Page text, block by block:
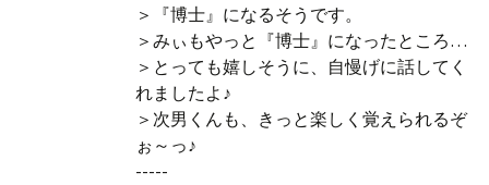
＞『博士』になるそうです。
＞みぃもやっと『博士』になったところ…
＞とっても嬉しそうに、自慢げに話してく
れましたよ♪
＞次男くんも、きっと楽しく覚えられるぞ
ぉ～っ♪
-----